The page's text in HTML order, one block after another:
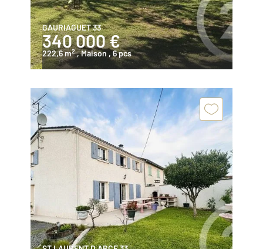
GAURIAGUET 33
340 000 €
222,6 m2 , Maison , 6 pcs